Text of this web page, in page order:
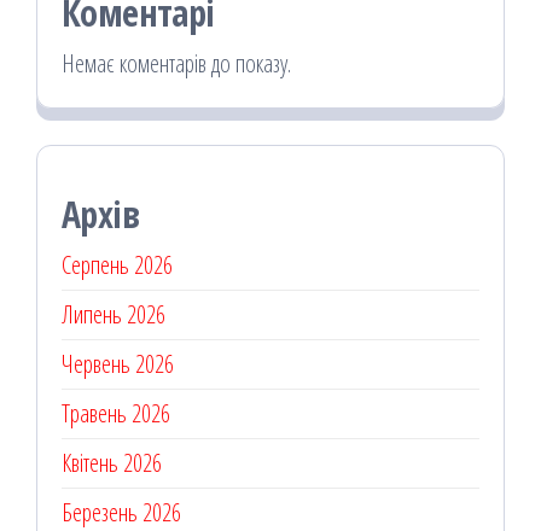
Коментарі
Немає коментарів до показу.
Архів
Серпень 2026
Липень 2026
Червень 2026
Травень 2026
Квітень 2026
Березень 2026